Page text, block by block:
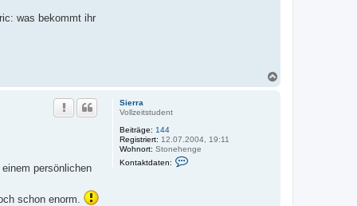
was bekommt ihr
Sierra
Vollzeitstudent
Beiträge: 144
Registriert: 12.07.2004, 19:11
Wohnort: Stonehenge
Kontaktdaten:
persönlichen
schon enorm.